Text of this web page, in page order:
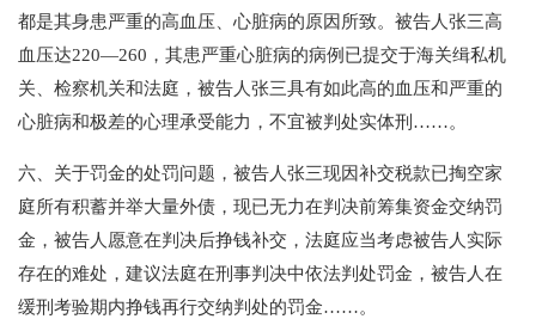
都是其身患严重的高血压、心脏病的原因所致。被告人张三高
血压达220—260，其患严重心脏病的病例已提交于海关缉私机
关、检察机关和法庭，被告人张三具有如此高的血压和严重的
心脏病和极差的心理承受能力，不宜被判处实体刑……。
六、关于罚金的处罚问题，被告人张三现因补交税款已掏空家
庭所有积蓄并举大量外债，现已无力在判决前筹集资金交纳罚
金，被告人愿意在判决后挣钱补交，法庭应当考虑被告人实际
存在的难处，建议法庭在刑事判决中依法判处罚金，被告人在
缓刑考验期内挣钱再行交纳判处的罚金……。